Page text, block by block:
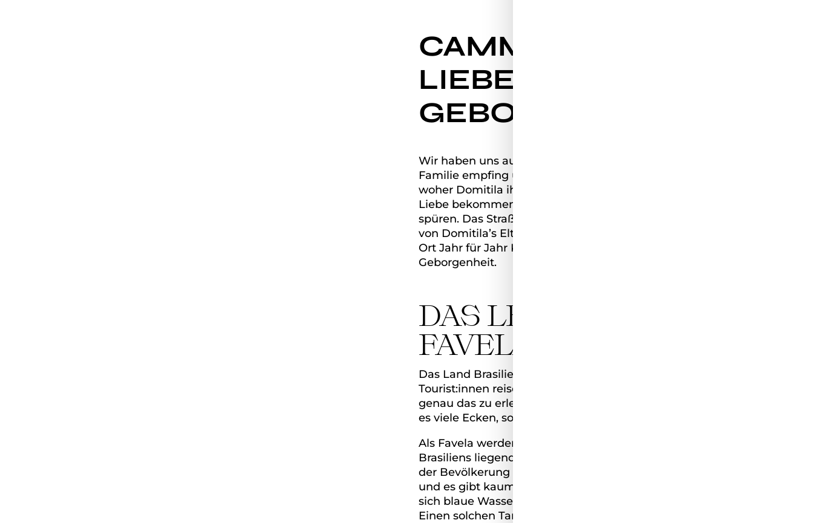
CAMM – EIN ORT DER
LIEBE &
GEBORGENHEIT
Wir haben uns auf die Spuren von Domitila’s Kindheit begeben. Ihre
Familie empfing uns unglaublich herzlich. Sofort stellten wir fest,
woher Domitila ihre herzliche und liebevolle Art her hat. Genau diese
Liebe bekommen auch die Straßenkinder im Projekt ihrer Eltern zu
spüren. Das Straßenkinderprojekt CAMM wurde vor knapp 40 Jahren
von Domitila’s Eltern ins Leben gerufen. Seitdem finden an diesem
Ort Jahr für Jahr Kinder ein neues Zuhause, erfüllt von Liebe &
Geborgenheit.
DAS LEBEN IN EINER
FAVELA
Das Land Brasilien hat eine unglaubliche Natur zu bieten. Viele
Tourist:innen reisen tagtäglich in das größte Land Südamerikas, um
genau das zu erleben. Doch was viele nicht wissen: In Brasilien gibt
es viele Ecken, sogenannte „Favela’s“, in denen große Armut herrscht.
Als Favela werden, die besonders in Randlagen der größten Städte
Brasiliens liegenden informellen Siedlungen, bezeichnet. Der Großteil
der Bevölkerung verfügt lediglich über einen geringen Grundbesitz
und es gibt kaum fließendes Wasser. Auf manchen Häusern befinden
sich blaue Wassertanks, sie dienen zur sanitären Wasserversorgung.
Einen solchen Tank zu besitzen ist dort ein absolutes Privileg, welches